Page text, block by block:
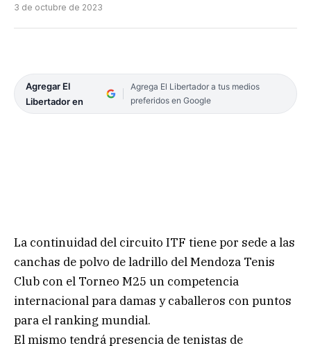
3 de octubre de 2023
Agregar El
Libertador en
Agrega El Libertador a tus medios
preferidos en Google
La continuidad del circuito ITF tiene por sede a las
canchas de polvo de ladrillo del Mendoza Tenis
Club con el Torneo M25 un competencia
internacional para damas y caballeros con puntos
para el ranking mundial.
El mismo tendrá presencia de tenistas de